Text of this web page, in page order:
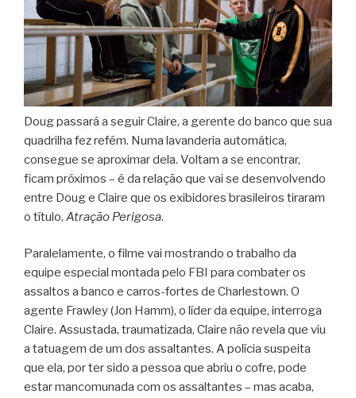
Doug passará a seguir Claire, a gerente do banco que sua
quadrilha fez refém. Numa lavanderia automática,
consegue se aproximar dela. Voltam a se encontrar,
ficam próximos – é da relação que vai se desenvolvendo
entre Doug e Claire que os exibidores brasileiros tiraram
o título, Atração Perigosa.
Paralelamente, o filme vai mostrando o trabalho da
equipe especial montada pelo FBI para combater os
assaltos a banco e carros-fortes de Charlestown. O
agente Frawley (Jon Hamm), o líder da equipe, interroga
Claire. Assustada, traumatizada, Claire não revela que viu
a tatuagem de um dos assaltantes. A polícia suspeita
que ela, por ter sido a pessoa que abriu o cofre, pode
estar mancomunada com os assaltantes – mas acaba,